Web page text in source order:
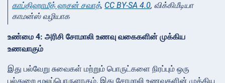
காப்திஹாமீத் ஹசன் சவாத், CC BY-SA 4.0, விக்கிமீடியா
காமன்ஸ் வழியாக
உண்மை 4: அரிசி சோமாலி உணவு வகைகளின் முக்கிய
உணவாகும்
இது பல்வேறு சுவைகள் மற்றும் பொருட்களை நிரப்பும் ஒரு
பல்துறை மூலப்பொருளாகும், இது சோமாலி உணவுகளின் முக்கிய